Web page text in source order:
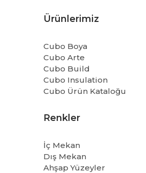
Ürünlerimiz
Cubo Boya
Cubo Arte
Cubo Build
Cubo Insulation
Cubo Ürün Kataloğu
Renkler
İç Mekan
Dış Mekan
Ahşap Yüzeyler